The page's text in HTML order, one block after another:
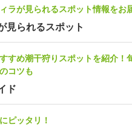
ラが見られるスポット情報をお
見られるスポット
すめ潮干狩りスポットを紹介！
コツも
ド
ピッタリ！